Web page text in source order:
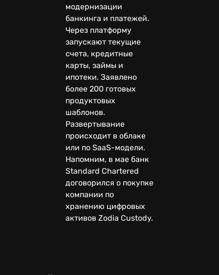
модернизации
банкинга и платежей.
Через платформу
запускают текущие
счета, кредитные
карты, займы и
ипотеки. Заявлено
более 200 готовых
продуктовых
шаблонов.
Развертывание
происходит в облаке
или по SaaS-модели.
Напомним, в мае банк
Standard Chartered
договорился о покупке
компании по
хранению цифровых
активов Zodia Custody.